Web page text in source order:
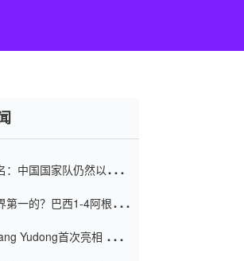
：中国国家队仍然以6分
第一的？巴西1-4阿根
Yudong首次亮相 中国